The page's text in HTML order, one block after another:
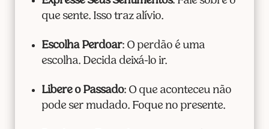
que sente. Isso traz alívio.
Escolha Perdoar: O perdão é uma
escolha. Decida deixá-lo ir.
Libere o Passado: O que aconteceu não
pode ser mudado. Foque no presente.